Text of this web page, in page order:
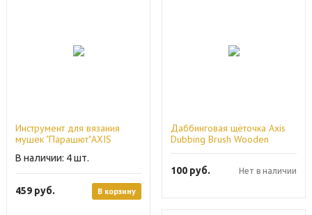
Инструмент для вязания
мушек "Парашют"AXIS
4
459 руб. В корзину
Даббинговая щёточка Axis
Dubbing Brush Wooden
100 руб. Нет в наличии